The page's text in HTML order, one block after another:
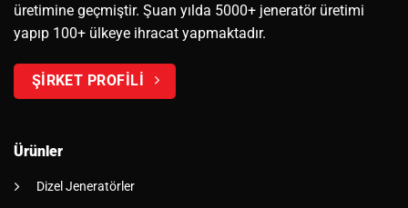
üretimine geçmiştir. Şuan yılda 5000+ jeneratör üretimi
yapıp 100+ ülkeye ihracat yapmaktadır.
ŞİRKET PROFİLİ
Ürünler
Dizel Jeneratörler